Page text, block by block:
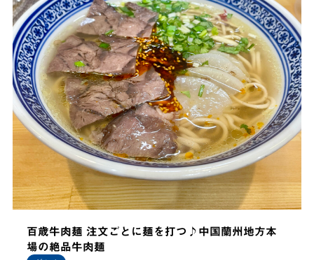
百歳牛肉麺 注文ごとに麺を打つ♪中国蘭州地方本
場の絶品牛肉麺